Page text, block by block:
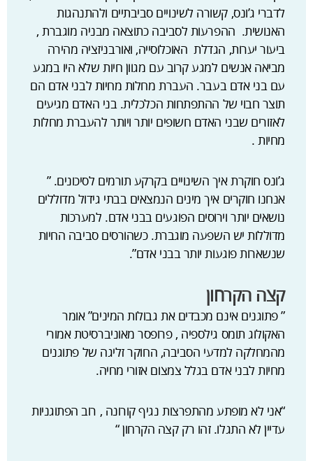
לדברי ג’ונס, קשורה לשינויים סביבתיים ולהתנהגות
האנושית. ההפרעות לסביבה כתוצאה מבניה מוגברת ,
ביעור יערות, הגדלת האוכלוסייה, ואורבניזציה מהירה
מביאה אנשים למגע קרוב עם מגוון חיות שלא היו במגע
עם בני אדם בעבר. העברת מחלות מחיות לבני אדם הם
תוצר חבוי של ההתפתחות הכלכלית. בני האדם מגיעים
לאזורים שבני האדם חשופים יותר ויותר להעברת מחלות
מחיות .
ג’ונס חוקרת איך השינויים בקרקע תורמים לסיכונים. ”
אנחנו חוקרים איך מינים הנמצאים בבתי גידול מדוללים
נושאים יותר וירוסים הפוגעים בבני אדם. למערכות
מדוללות יש השפעה מוגברת. כשהורסים סביבה החיות
שנשארות פוגעות יותר בבני אדם”.
קצה הקרחון
” פתוגנים אינם מכבדים את גבולות המינים” אומר
האקולוג תומס גילספיה , פרופסר מאוניברסיטת אמורי
מהמחלקה למדעי הסביבה, החוקר זליגה של פתוגנים
מחיות לבני אדם בגלל צמצום אזורי מחיה.
“אני לא מופתע מהתפרצות נגיף קורונה , רוב הפתוגניות
עדיין לא התגלו. זהו רק קצה הקרחון “